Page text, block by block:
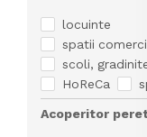
locuinte
spatii
scoli,
HoReCa
Acoperitor